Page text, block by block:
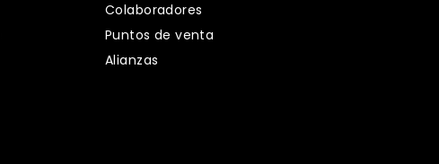
Colaboradores
Puntos de venta
Alianzas